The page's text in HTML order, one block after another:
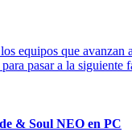
equipos que
pasar a la
& Soul NEO en PC